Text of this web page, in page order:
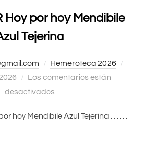
Hoy por hoy Mendibile
Tejerina
Hemeroteca 2026
Los comentarios están
desactivados
hoy Mendibile Azul Tejerina . . . . . .